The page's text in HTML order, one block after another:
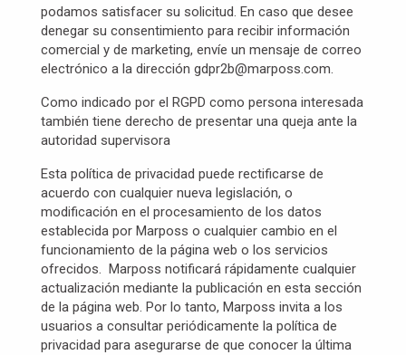
podamos satisfacer su solicitud. En caso que desee
denegar su consentimiento para recibir información
comercial y de marketing, envíe un mensaje de correo
electrónico a la dirección gdpr2b@marposs.com.
Como indicado por el RGPD como persona interesada
también tiene derecho de presentar una queja ante la
autoridad supervisora
Esta política de privacidad puede rectificarse de
acuerdo con cualquier nueva legislación, o
modificación en el procesamiento de los datos
establecida por Marposs o cualquier cambio en el
funcionamiento de la página web o los servicios
ofrecidos. Marposs notificará rápidamente cualquier
actualización mediante la publicación en esta sección
de la página web. Por lo tanto, Marposs invita a los
usuarios a consultar periódicamente la política de
privacidad para asegurarse de que conocer la última